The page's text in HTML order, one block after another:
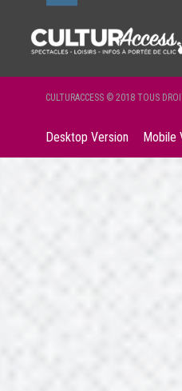
CULTURACCESS © 2018 TOUS
Desktop Version Mobile